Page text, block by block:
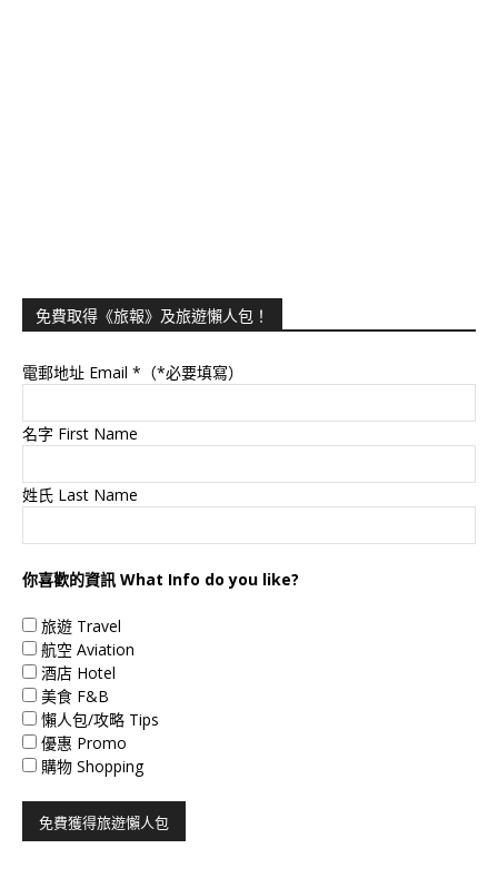
免費取得《旅報》及旅遊懶人包！
電郵地址 Email *（*必要填寫）
名字 First Name
姓氏 Last Name
你喜歡的資訊 What Info do you like?
旅遊 Travel
航空 Aviation
酒店 Hotel
美食 F&B
懶人包/攻略 Tips
優惠 Promo
購物 Shopping